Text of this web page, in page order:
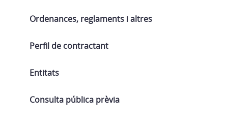
Ordenances, reglaments i altres
Perfil de contractant
Entitats
Consulta pública prèvia